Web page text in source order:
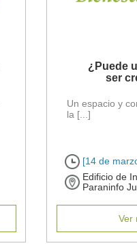
¿Puede
ser
Un espacio y
la [...]
[14 de
Edificio de
Paraninfo
Ver